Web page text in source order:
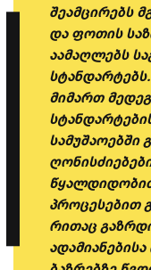
შეამცირებს
და ფოთის
აამაღლებს
მიმართ
სამუშაოებში
პროცესებით
რითაც